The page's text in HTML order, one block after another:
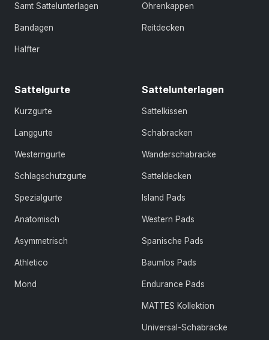
Samt Sattelunterlagen
Bandagen
Halfter
Ohrenkappen
Reitdecken
Sattelgurte
Kurzgurte
Langgurte
Westerngurte
Schlagschutzgurte
Spezialgurte
Anatomisch
Asymmetrisch
Athletico
Mond
Sattelunterlagen
Sattelkissen
Schabracken
Wanderschabracke
Satteldecken
Island Pads
Western Pads
Spanische Pads
Baumlos Pads
Endurance Pads
MATTES Kollektion
Universal-Schabracke